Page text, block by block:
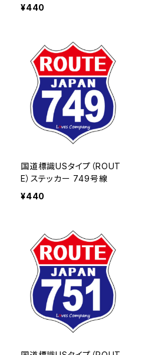
¥440
国道標識USタイプ（ROUT
E）ステッカー 749号線
¥440